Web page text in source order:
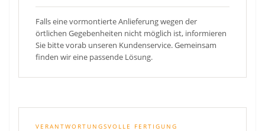
Falls eine vormontierte Anlieferung wegen der
örtlichen Gegebenheiten nicht möglich ist, informieren
Sie bitte vorab unseren Kundenservice. Gemeinsam
finden wir eine passende Lösung.
VERANTWORTUNGSVOLLE FERTIGUNG